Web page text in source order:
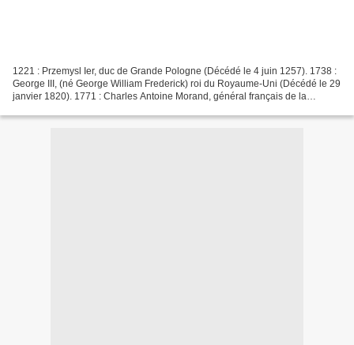
1221 : Przemysl Ier, duc de Grande Pologne (Décédé le 4 juin 1257). 1738 :
George III, (né George William Frederick) roi du Royaume-Uni (Décédé le 29
janvier 1820). 1771 : Charles Antoine Morand, général français de la